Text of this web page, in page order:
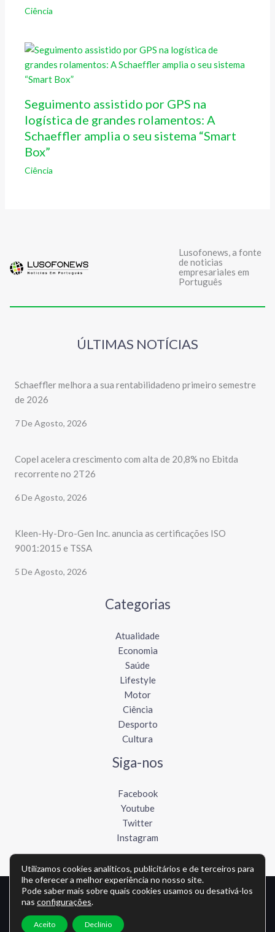
Ciência
Seguimento assistido por GPS na
logística de grandes rolamentos: A
Schaeffler amplia o seu sistema “Smart
Box”
Ciência
Lusofonews, a fonte
de noticias
empresariales em
Português
ÚLTIMAS NOTÍCIAS
Schaeffler melhora a sua rentabilidadeno primeiro semestre
de 2026
7 De Agosto, 2026
Copel acelera crescimento com alta de 20,8% no Ebitda
recorrente no 2T26
6 De Agosto, 2026
Kleen-Hy-Dro-Gen Inc. anuncia as certificações ISO
9001:2015 e TSSA
5 De Agosto, 2026
Categorias
Atualidade
Economia
Saúde
Lifestyle
Motor
Ciência
Desporto
Cultura
Siga-nos
Facebook
Youtube
Twitter
Instagram
Copyright © Todos os direitos reservados - lusofonews.com
Política de privacidade -
Utilizamos cookies analíticos, publicitários e de terceiros para
lhe oferecer a melhor experiência no nosso site.
Pode saber mais sobre quais cookies usamos ou desativá-los
nas configurações.
Aceito Declínio